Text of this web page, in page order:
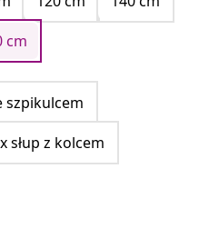
cm
szpikulcem
słup z kolcem